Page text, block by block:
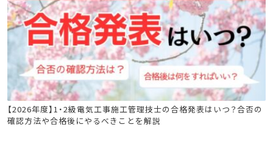
電気工事施工管理技士
【2026年度】1・2級電気工事施工管理技士の合格発表はいつ？合否の
確認方法や合格後にやるべきことを解説